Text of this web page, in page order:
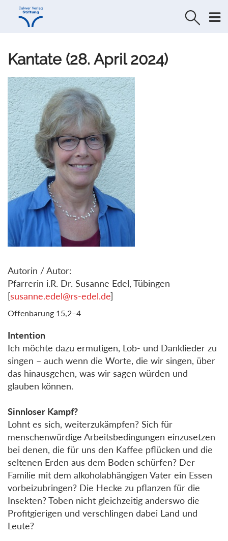
Direkt
Direkt
Kantate (28. April 2024)
Autorin / Autor:
Pfarrerin i.R. Dr. Susanne Edel, Tübingen
[susanne.edel@rs-edel.de]
Offenbarung 15,2–4
Intention
Ich möchte dazu ermutigen, Lob- und Danklieder zu
singen – auch wenn die Worte, die wir singen, über
das hinausgehen, was wir sagen würden und
glauben können.
Sinnloser Kampf?
Lohnt es sich, weiterzukämpfen? Sich für
menschenwürdige Arbeitsbedingungen einzusetzen
bei denen, die für uns den Kaffee pflücken und die
seltenen Erden aus dem Boden schürfen? Der
Familie mit dem alkoholabhängigen Vater ein Essen
vorbeizubringen? Die Hecke zu pflanzen für die
Insekten? Toben nicht gleichzeitig anderswo die
Profitgierigen und verschlingen dabei Land und
Leute?